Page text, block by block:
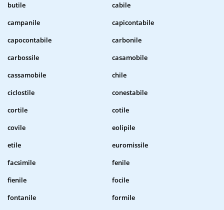
butile
cabile
campanile
capicontabile
capocontabile
carbonile
carbossile
casamobile
cassamobile
chile
ciclostile
conestabile
cortile
cotile
covile
eolipile
etile
euromissile
facsimile
fenile
fienile
focile
fontanile
formile